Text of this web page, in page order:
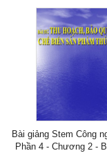
Bài giảng Stem Công
Phần 4 - Chương 2 -